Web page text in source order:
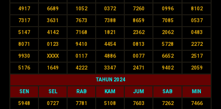
4917 6689 1052 0372 7260 0996 8102
7317 3631 7673 7388 8659 7085 0537
5147 4142 7168 1821 2362 2062 0483
8071 0123 9410 4454 0813 5728 2272
9930 XXXX 0117 4886 0077 6652 2517
5176 1649 4222 3347 2471 9402 2059
TAHUN 2024
SEN SEL RAB KAM JUM SAB MIN
5948 0727 7781 5108 7603 7262 7466